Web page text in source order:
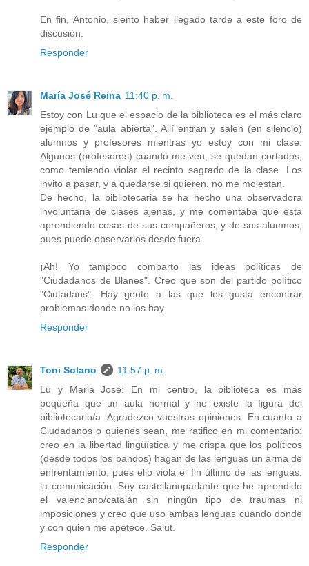
En fin, Antonio, siento haber llegado tarde a este foro de
discusión.
Responder
María José Reina 11:40 p. m.
Estoy con Lu que el espacio de la biblioteca es el más claro
ejemplo de "aula abierta". Allí entran y salen (en silencio)
alumnos y profesores mientras yo estoy con mi clase.
Algunos (profesores) cuando me ven, se quedan cortados,
como temiendo violar el recinto sagrado de la clase. Los
invito a pasar, y a quedarse si quieren, no me molestan.
De hecho, la bibliotecaria se ha hecho una observadora
involuntaria de clases ajenas, y me comentaba que está
aprendiendo cosas de sus compañeros, y de sus alumnos,
pues puede observarlos desde fuera.
¡Ah! Yo tampoco comparto las ideas políticas de
"Ciudadanos de Blanes". Creo que son del partido político
"Ciutadans". Hay gente a las que les gusta encontrar
problemas donde no los hay.
Responder
Toni Solano
11:57 p. m.
Lu y Maria José: En mi centro, la biblioteca es más
pequeña que un aula normal y no existe la figura del
bibliotecario/a. Agradezco vuestras opiniones. En cuanto a
Ciudadanos o quienes sean, me ratifico en mi comentario:
creo en la libertad lingüística y me crispa que los políticos
(desde todos los bandos) hagan de las lenguas un arma de
enfrentamiento, pues ello viola el fin último de las lenguas:
la comunicación. Soy castellanoparlante que he aprendido
el valenciano/catalán sin ningún tipo de traumas ni
imposiciones y creo que uso ambas lenguas cuando donde
y con quien me apetece. Salut.
Responder